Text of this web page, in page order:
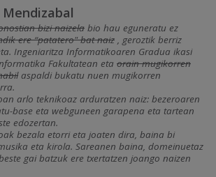
bizi naizela bio hau eguneratu ez
ere “patatero" bat naiz , geroztik berriz
Ingeniaritza Informatikoaren Gradua ikasi
Fakultatean eta orain mugikorren
aspaldi bukatu nuen mugikorren
arlo teknikoaz arduratzen naiz: bezeroaren
base eta webguneen garapena eta tartean
edozertan.
bezala etorri eta joaten dira, baina bi
eta kirola. Sareanen baina, domeinuetaz
gai batzuk ere txertatzen joango naizen